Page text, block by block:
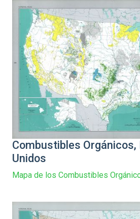
Combustibles Orgánicos,
Unidos
Mapa de los Combustibles